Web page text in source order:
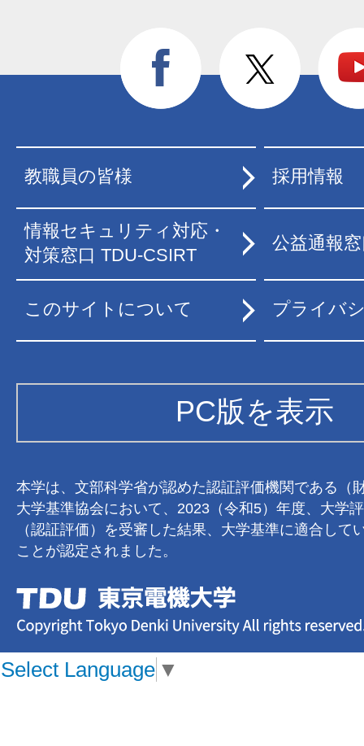
教職員の皆様 採用情報
情報セキュリティ対応・
対策窓口 TDU-CSIRT
公益通報
このサイトについて プライバ
PC版を表示
本学は、文部科学省が認めた認証評価機関である（
大学基準協会において、2023（令和5）年度、大学
（認証評価）を受審した結果、大学基準に適合して
ことが認定されました。
Select Language ▼